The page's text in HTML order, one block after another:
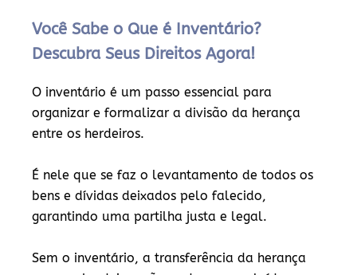
Você Sabe o Que é Inventário?
Descubra Seus Direitos Agora!
O inventário é um passo essencial para
organizar e formalizar a divisão da herança
entre os herdeiros.
É nele que se faz o levantamento de todos os
bens e dívidas deixados pelo falecido,
garantindo uma partilha justa e legal.
Sem o inventário, a transferência da herança